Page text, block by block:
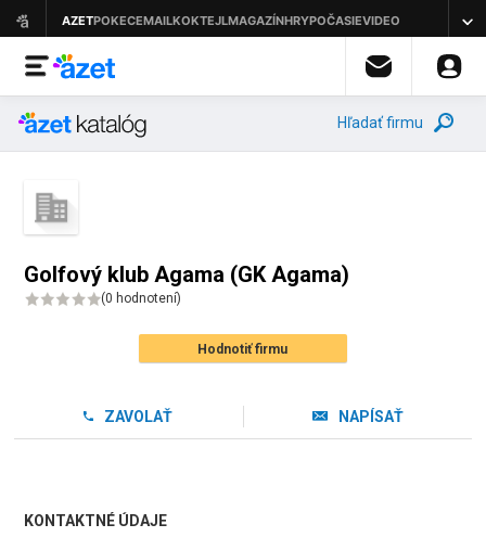
Hľadať firmu
Golfový klub Agama (GK Agama)
(0 hodnotení)
Hodnotiť firmu
ZAVOLAŤ NAPÍSAŤ
KONTAKTNÉ ÚDAJE